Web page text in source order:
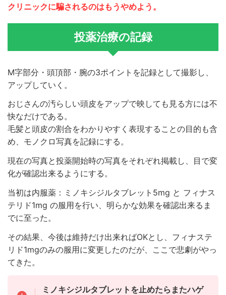
クリニックに騙されるのはもうやめよう。
投薬治療の記録
M字部分・頭頂部・腕の3ポイントを記録として撮影し、
アップしていく。
おじさんの汚らしい頭皮をアップで映しても見る方には不
快なだけである。
毛髪と頭皮の割合をわかりやすく表現することの目的も含
め、モノクロ写真を記録にする。
現在の写真と投薬開始時の写真をそれぞれ掲載し、目で変
化が確認出来るようにする。
当初は内服薬：ミノキシジルタブレット5mg と フィナス
テリド1mg の服用を行い、明らかな効果を確認出来るま
でに至った。
その結果、今後は維持だけ出来ればOKとし、フィナステ
リド1mgのみの服用に変更したのだが、ここで悲劇がやっ
てきた。
ミノキシジルタブレットを止めたらまたハゲ